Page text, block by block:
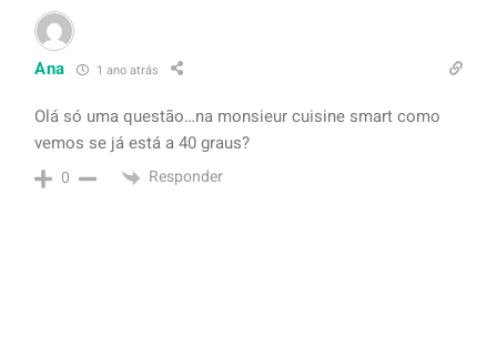
Ana 1 ano atrás
Olá só uma questão…na monsieur cuisine smart como
vemos se já está a 40 graus?
0 Responder